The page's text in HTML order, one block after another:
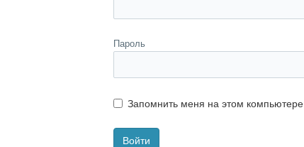
Пароль
Запомнить меня на этом компьютере